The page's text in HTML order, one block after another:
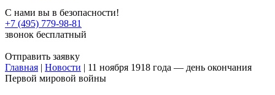
С нами вы в безопасности!
+7 (495) 779-98-81
звонок бесплатный
Отправить заявку
Главная | Новости | 11 ноября 1918 года — день окончания
Первой мировой войны